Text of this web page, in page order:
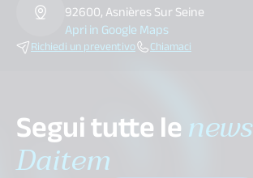
92600, Asnières Sur Seine
Apri in Google Maps
Richiedi un preventivo Chiamaci
Segui tutte lenews
Daitem